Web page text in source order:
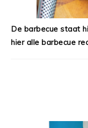
De barbecue staat
hier alle barbecue